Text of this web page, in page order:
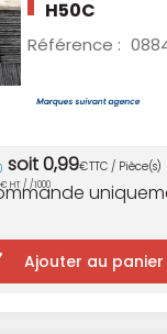
H50C
Référence :
soit0,99€TTC / Pièce(s)
€ HT / /1000
Ajouter au panier